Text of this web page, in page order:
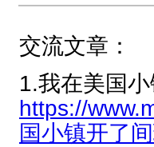
交流文章：
1.我在美国
https://
国小镇开了